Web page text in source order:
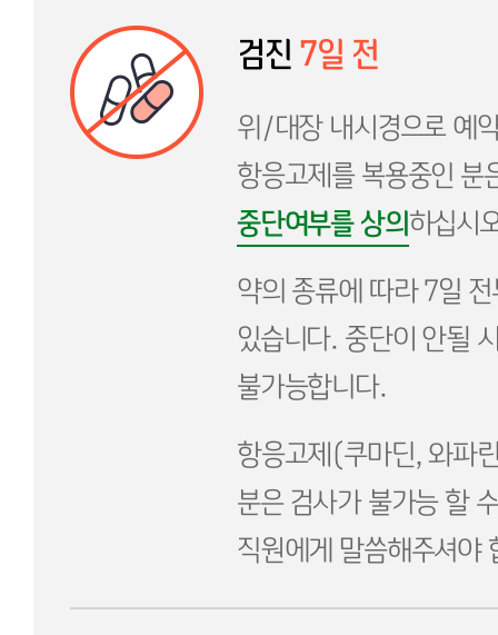
검진 7일 전
위/대장 내시경으로 예
항응고제를 복용중인 분
중단여부를 상의하십시
약의 종류에 따라 7일
있습니다. 중단이 안될
불가능합니다.
항응고제(쿠마딘, 와파
분은 검사가 불가능 할
직원에게 말씀해주셔야